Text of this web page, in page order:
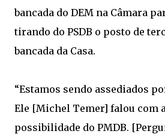
bancada do DEM na Câmara
tirando do PSDB o posto de
bancada da Casa.
“Estamos sendo assediados
Ele [Michel Temer] falou com
possibilidade do PMDB.